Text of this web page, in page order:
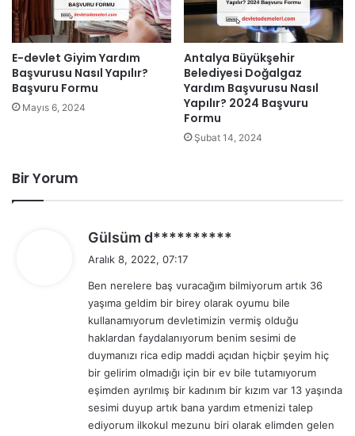
E-devlet Giyim Yardım
Başvurusu Nasıl Yapılır?
Başvuru Formu
Mayıs 6, 2024
Antalya Büyükşehir
Belediyesi Doğalgaz
Yardım Başvurusu Nasıl
Yapılır? 2024 Başvuru
Formu
Şubat 14, 2024
Bir Yorum
Gülsüm d**********
i
k
i
:
Aralık 8, 2022, 07:17
Ben nerelere baş vuracağım bilmiyorum artık 36
yaşıma geldim bir birey olarak oyumu bile
kullanamıyorum devletimizin vermiş olduğu
haklardan faydalanıyorum benim sesimi de
duymanızı rica edip maddi açıdan hiçbir şeyim hiç
bir gelirim olmadığı için bir ev bile tutamıyorum
eşimden ayrılmış bir kadınım bir kızım var 13 yaşında
sesimi duyup artık bana yardım etmenizi talep
ediyorum ilkokul mezunu biri olarak elimden gelen